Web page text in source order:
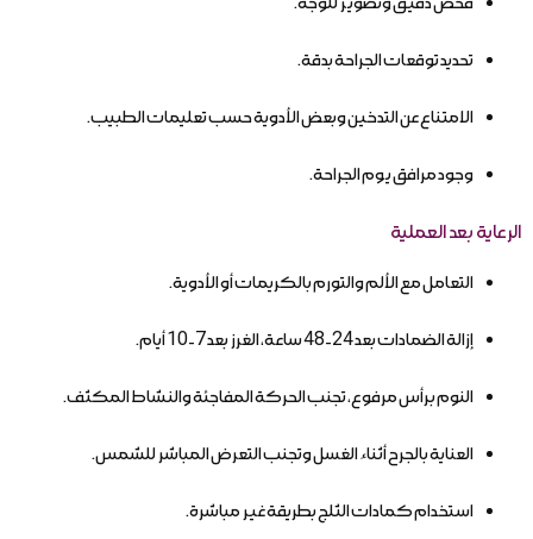
تحديد توقعات الجراحة بدقة.
الامتناع عن التدخين وبعض الأدوية حسب تعليمات الطبيب.
وجود مرافق يوم الجراحة.
الرعاية بعد العملية
التعامل مع الألم والتورم بالكريمات أو الأدوية.
إزالة الضمادات بعد 24-48 ساعة، الغرز بعد 7-10 أيام.
النوم برأس مرفوع، تجنب الحركة المفاجئة والنشاط المكثف.
العناية بالجرح أثناء الغسل وتجنب التعرض المباشر للشمس.
استخدام كمادات الثلج بطريقة غير مباشرة.